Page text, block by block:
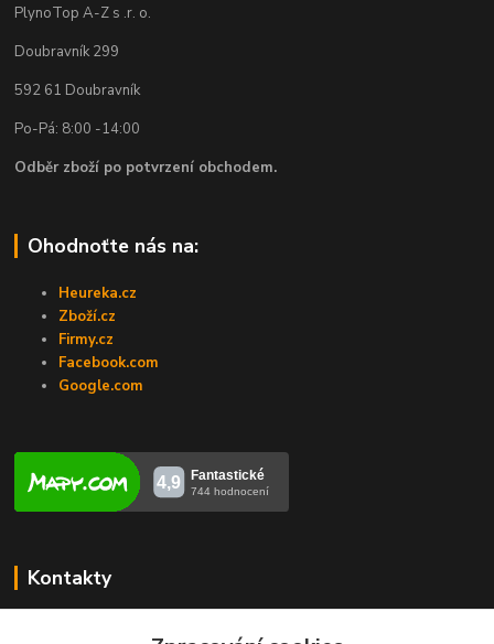
PlynoTop A-Z s .r. o.
Doubravník 299
592 61 Doubravník
Po-Pá: 8:00 -14:00
Odběr zboží po potvrzení obchodem.
Ohodnoťte nás na:
Heureka.cz
Zboží.cz
Firmy.cz
Facebook.com
Google.com
Kontakty